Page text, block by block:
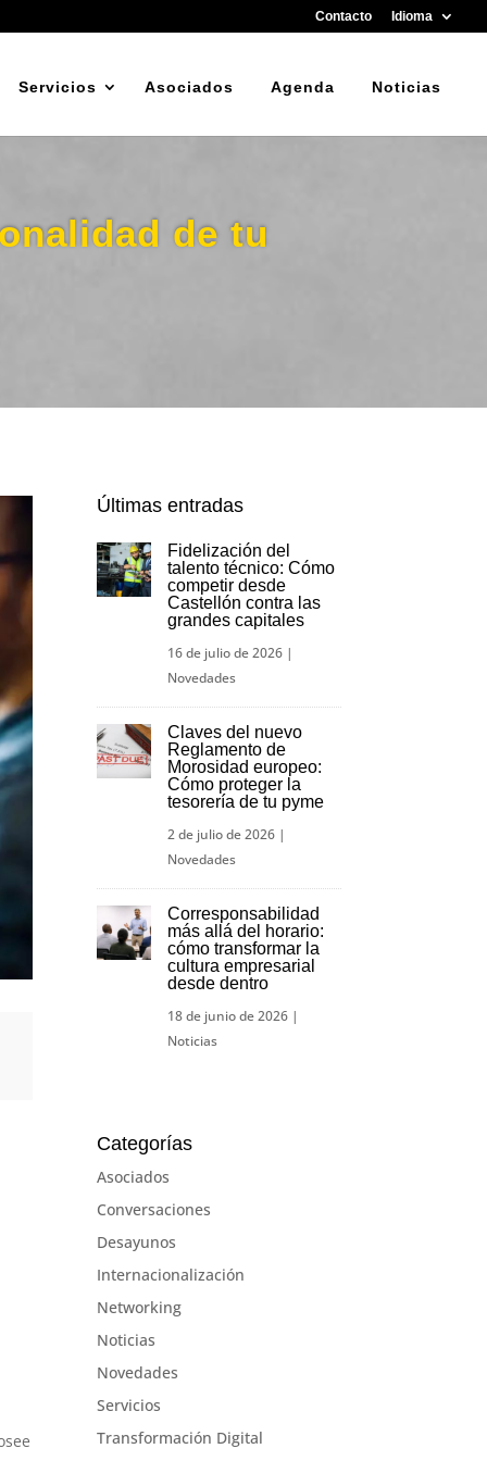
Contacto Idioma
Servicios Asociados Agenda Noticias
de tu
Últimas entradas
Fidelización del
talento técnico: Cómo
competir desde
Castellón contra las
grandes capitales
16 de julio de 2026 |
Novedades
Claves del nuevo
Reglamento de
Morosidad europeo:
Cómo proteger la
tesorería de tu pyme
2 de julio de 2026 |
Novedades
Corresponsabilidad
más allá del horario:
cómo transformar la
cultura empresarial
desde dentro
18 de junio de 2026 |
Noticias
Categorías
Asociados
Conversaciones
Desayunos
Internacionalización
Networking
Noticias
Novedades
Servicios
Transformación Digital